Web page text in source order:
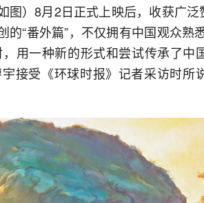
图）8月2日正式上映后，收获广
的“番外篇”，不仅拥有中国观众熟
，用一种新的形式和尝试传承了中
接受《环球时报》记者采访时所